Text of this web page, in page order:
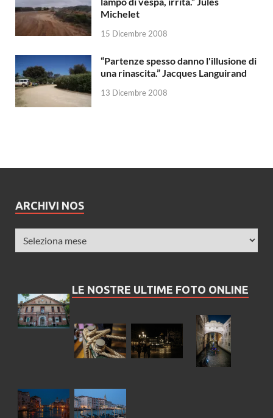
Michelet
15 Dicembre 2008
“Partenze spesso danno l'illusione di
una rinascita.” Jacques Languirand
13 Dicembre 2008
ARCHIVI NOS
LE NOSTRE ULTIME FOTO ONLINE